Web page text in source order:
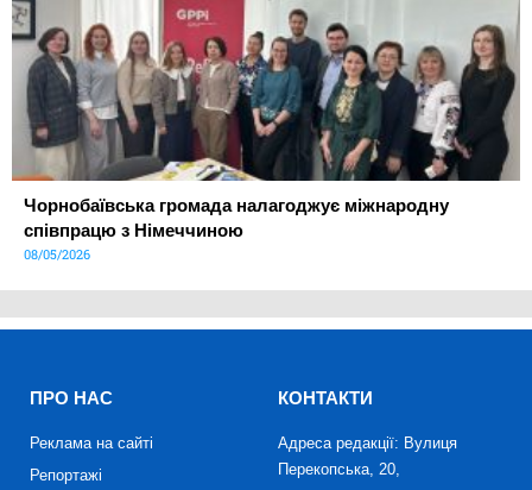
Чорнобаївська громада налагоджує міжнародну
співпрацю з Німеччиною
08/05/2026
ПРО НАС
Реклама на сайті
Репортажі
КОНТАКТИ
Адреса редакції: Вулиця
Перекопська, 20,